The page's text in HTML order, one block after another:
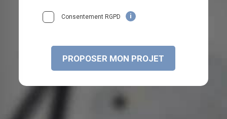
Consentement RGPD i